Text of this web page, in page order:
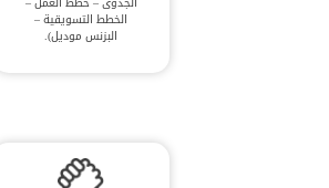
الخطط التسويقية –
البزنس موديل).